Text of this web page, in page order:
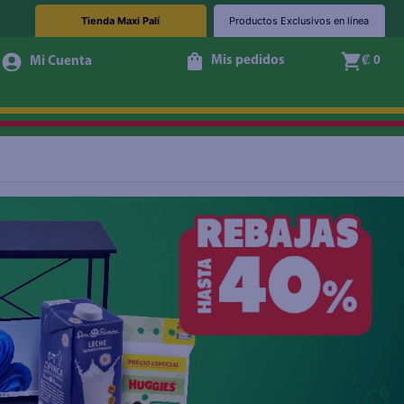
Tienda Maxi Palí Productos Exclusivos en línea
Mis pedidos ₡ 0